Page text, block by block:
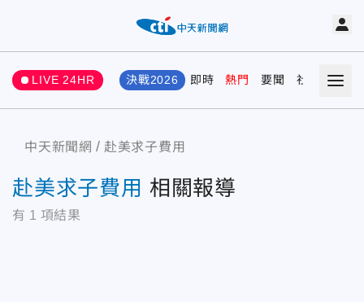
LIVE 24HR 決戰2026 即時 熱門 要聞 社會 娛樂
中天新聞網 赴美求子費用
赴美求子費用 相關報導
有 1 項結果